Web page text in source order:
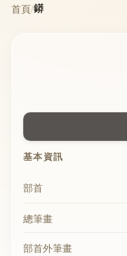
首頁/䥈
基本資訊
部首
總筆畫
部首外筆畫